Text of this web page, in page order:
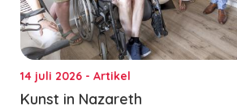
14 juli 2026 - Artikel
Kunst in Nazareth